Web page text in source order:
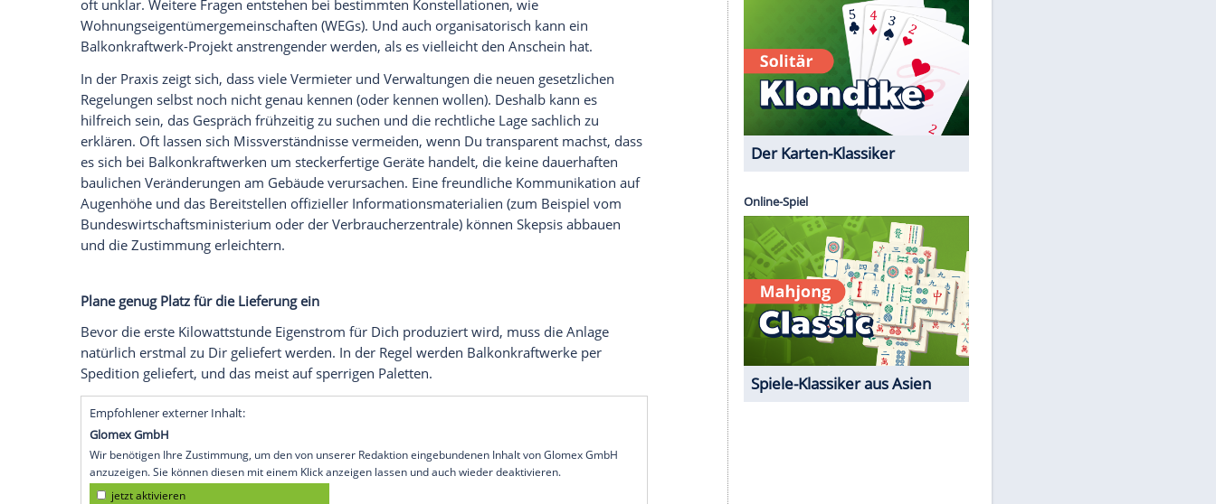
Mietern grundsätzlich erlaubt, ein eigenes Balkonkraftwerk zu betreiben. Dazu wurde der §
554 BGB im Zuge des sogenannten „Solarpaket 1“ angepasst. Eingesteckte Solargeräte
zählen nun als sogenannte „privilegierte bauliche Veränderung“. Das führt dazu, dass
Vermieter sich nicht einfach so querstellen können, wenn Mieter ein Balkonkraftwerk
betreiben möchten. Dafür braucht es jetzt triftige Gründe, wie etwa Probleme bei der Statik
des Gebäudes. Haben bisher Aussagen wie „Solche Anlagen sind hässlich“ oder „So etwas
möchte ich nicht bei mir im Haus haben“ gereicht, sind das seit der Gesetzesänderung
keine ausreichenden Begründungen mehr.
Also einfach Module kaufen, einstecken und sich freuen? Ganz so einfach ist es dann in der
Praxis leider doch nicht. Die gesetzliche Lage bleibt trotz der Gesetzesänderung weiterhin
Wohnungseigentümergemeinschaften (WEGs). Und auch organisatorisch kann ein
Balkonkraftwerk-Projekt anstrengender werden, als es vielleicht den Anschein hat.
In der Praxis zeigt sich, dass viele Vermieter und Verwaltungen die neuen gesetzlichen
Regelungen selbst noch nicht genau kennen (oder kennen wollen). Deshalb kann es
hilfreich sein, das Gespräch frühzeitig zu suchen und die rechtliche Lage sachlich zu
erklären. Oft lassen sich Missverständnisse vermeiden, wenn Du transparent machst, dass
es sich bei Balkonkraftwerken um steckerfertige Geräte handelt, die keine dauerhaften
baulichen Veränderungen am Gebäude verursachen. Eine freundliche Kommunikation auf
Vorsicht: Diese 17 Dinge hassen
Katzen
Illegales Asphalt-Kartell muss
Mio-Strafe zahlen
Memo-Spiel mit den
Kostenlos spielen